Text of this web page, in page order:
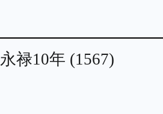
永禄10年 (1567)